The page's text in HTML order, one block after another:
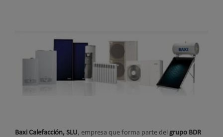
Baxi Calefacción, SLU, empresa que forma parte del grupo BDR